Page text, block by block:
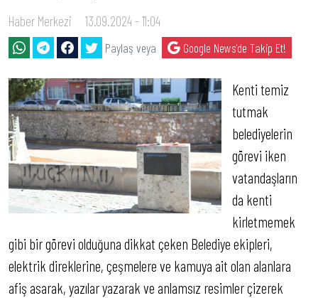
Haber Merkezi 13.09.2024 - 11:04
Paylaş veya Google News'de Takip Et!
Kenti temiz
tutmak
belediyelerin
görevi iken
vatandaşların
da kenti
kirletmemek
gibi bir görevi olduğuna dikkat çeken Belediye ekipleri,
elektrik direklerine, çeşmelere ve kamuya ait olan alanlara
afiş asarak, yazılar yazarak ve anlamsız resimler çizerek